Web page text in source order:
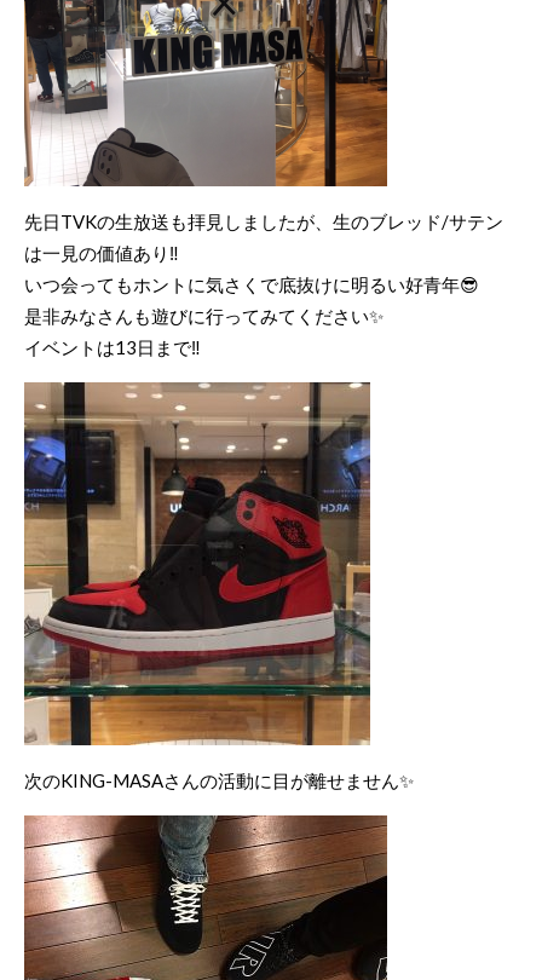
先日TVKの生放送も拝見しましたが、生のブレッド/サテン
は一見の価値あり‼️
いつ会ってもホントに気さくで底抜けに明るい好青年😎
是非みなさんも遊びに行ってみてください✨
イベントは13日まで‼️
次のKING-MASAさんの活動に目が離せません✨